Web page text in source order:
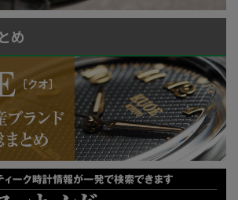
め